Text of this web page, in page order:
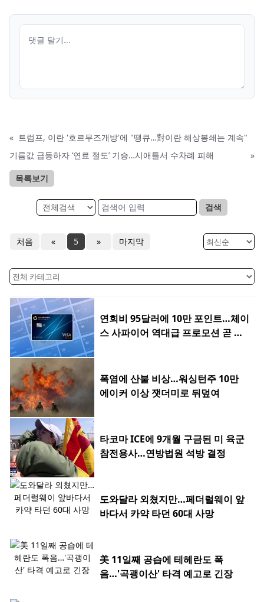
« 트럼프, 이란 '호르무즈개방'에 "땡큐…對이란 해상봉쇄는 계속"
기름값 급등하자 ‘연료 절도’ 기승…시애틀서 수차례 피해
»
목록보기
검색
처음 « 5 » 마지막
연회비 95달러에 10만 포인트…체이
스 사파이어 역대급 프로모션 곧 종
폭염에 산불 비상…워싱턴주 10만
에이커 이상 잿더미로 뒤덮여
타코마 ICE에 9개월 구금된 미 육군
참전용사…연방법원 석방 결정
도와달라 외쳤지만…페더럴웨이 앞
바다서 카약 타던 60대 사망
美 11일째 공습에 테헤란도 폭
음…'곡괭이산' 타격 예고로 긴장